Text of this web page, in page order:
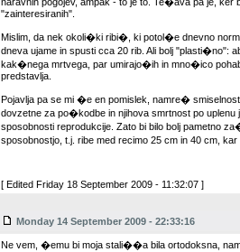
"zainteresiranih".
Mislim, da nek okoli�ki ribi�, ki potol�e dnevno
dneva ujame in spusti cca 20 rib. Ali bolj "plasti�no":
kak�nega mrtvega, par umirajo�ih in mno�ico
predstavlja.
Pojavlja pa se mi �e en pomislek, namre�
dovzetne za po�kodbe in njihova smrtnost po
sposobnosti reprodukcije. Zato bi bilo bolj pametno
sposobnostjo, t.j. ribe med recimo 25 cm in 40 cm,
[ Edited Friday 18 September 2009 - 11:32:07 ]
Monday 14 September 2009 - 22:33:16
Ne vem, �emu bi moja stali��a bila ortodoksna,